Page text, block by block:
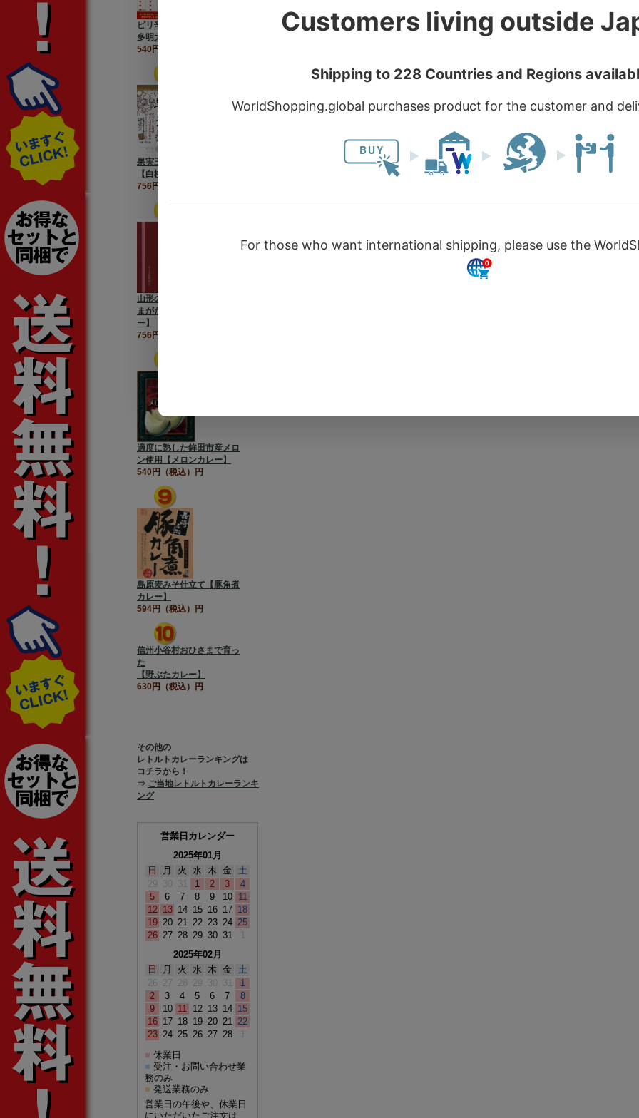
ピリ辛ぷちぷちの食感【博
多明太子カレー】
540円（税込）円
果実王国岡山
【白桃ピオーネカレー】
756円（税込）円
山形の樹になるルビー【や
まがた産 さくらんぼカレ
ー】
756円（税込）円
適度に熟した鉾田市産メロ
ン使用【メロンカレー】
540円（税込）円
島原麦みそ仕立て【豚角煮
カレー】
594円（税込）円
信州小谷村おひさまで育っ
た
【野ぶたカレー】
630円（税込）円
その他の
レトルトカレーランキングは
コチラから！
⇒ ご当地レトルトカレーランキ
ング
営業日カレンダー
2025年01月
日
月 火 水 木 金
土
29
30 31 1 2 3
4
5
6 7 8 9 10
11
12 13 14 15 16 17 18
19 20 21 22 23 24 25
26 27 28 29 30 31
1
2025年02月
日
月 火 水 木 金
土
26
27 28 29 30 31
1
2
3 4 5 6 7
8
9
10 11 12 13 14 15
16 17 18 19 20 21 22
23 24 25 26 27 28 1
■ 休業日
■ 受注・お問い合わせ業
務のみ
■ 発送業務のみ
営業日の午後や、休業日
にいただいたご注文は、